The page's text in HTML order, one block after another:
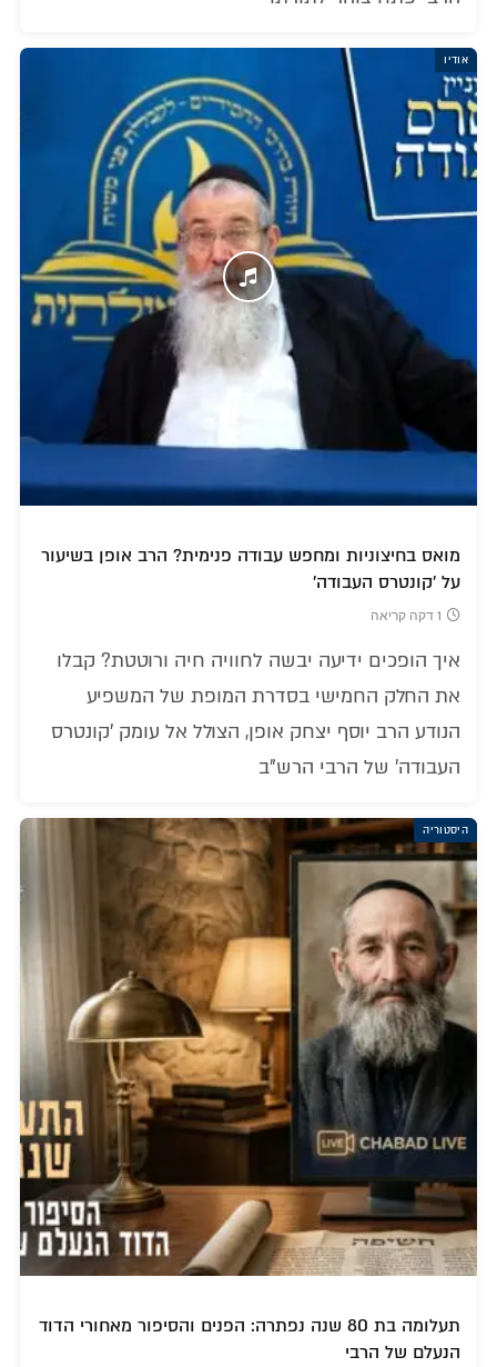
אודיו
מואס בחיצוניות ומחפש עבודה פנימית? הרב אופן בשיעור
על 'קונטרס העבודה'
1 דקה קריאה
איך הופכים ידיעה יבשה לחוויה חיה ורוטטת? קבלו
את החלק החמישי בסדרת המופת של המשפיע
הנודע הרב יוסף יצחק אופן, הצולל אל עומק 'קונטרס
העבודה' של הרבי הרש"ב
היסטוריה
תעלומה בת 80 שנה נפתרה: הפנים והסיפור מאחורי הדוד
הנעלם של הרבי